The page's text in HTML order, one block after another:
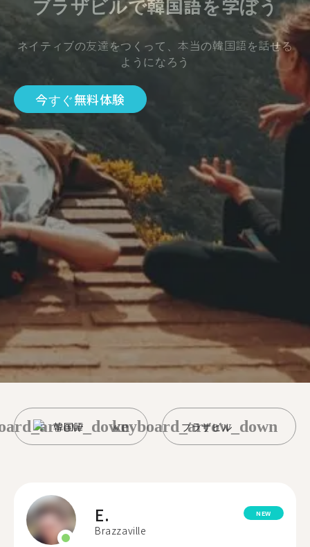
ブラザビルで韓国語を学ぼう
ネイティブの友達をつくって、本当の韓国語を話せる
ようになろう
今すぐ無料体験
韓国語 ブラザビル
keyboard_arrow_down
E.
Brazzaville
NEW